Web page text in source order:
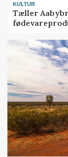
KULTUR
Tæller